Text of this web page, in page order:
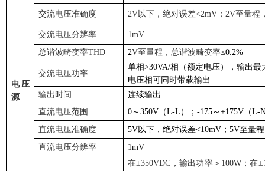
电压
源
交流电压准确度 2V以下，绝对误差<2mV；2V至量程
交流电压分辨率
1mV
总谐波畸变率THD
2V至量程，总谐波畸变率≤0.2%
交流电压功率
单相>30VA/相（额定电压），输出最
电压相可同时带载输出
输出时间
连续输出
直流电压范围
0 ～350V（L-L）；-175～+175V（L-
直流电压准确度
5V以下，绝对误差<10mV；5V至量
直流电压分辨率
1mV
在±350VDC，输出功率＞100W；在